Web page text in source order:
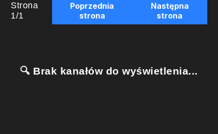
Strona
1/1
Poprzednia
strona
Następna
strona
🔍 Brak kanałów do wyświetlenia...